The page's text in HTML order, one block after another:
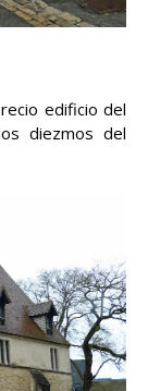
edificio del
diezmos del